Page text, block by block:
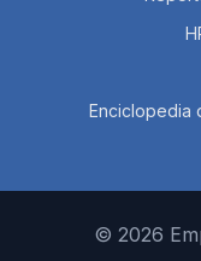
Enciclopedia
© 2026